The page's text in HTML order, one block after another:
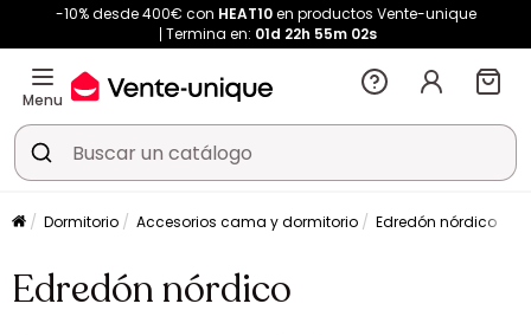
-10% desde 400€ con HEAT10en productos Vente-unique
Termina en: 01d 22h 55m 02s
Menu
Dormitorio Accesorios cama y dormitorio Edredón nórdico
Edredón nórdico